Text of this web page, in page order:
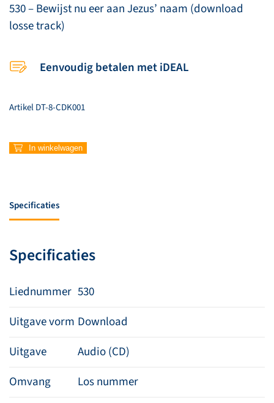
530 – Bewijst nu eer aan Jezus’ naam (download
losse track)
Eenvoudig betalen met iDEAL
ArtikelDT-8-CDK001
530
eer
aan
aantal
In winkelwagen
Specificaties
Specificaties
Liednummer 530
Uitgave vorm Download
Uitgave
Audio (CD)
Omvang
Los nummer